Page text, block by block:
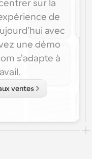
sur la
de
avec
une démo
s'adapte à
ventes